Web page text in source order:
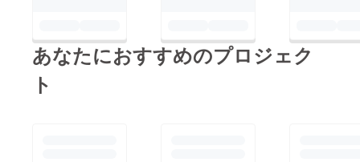
辛いと思います。もし
かしたら、このまま薬
ルスの件で、皆さんも
あなたにおすすめのプロジェク
ト